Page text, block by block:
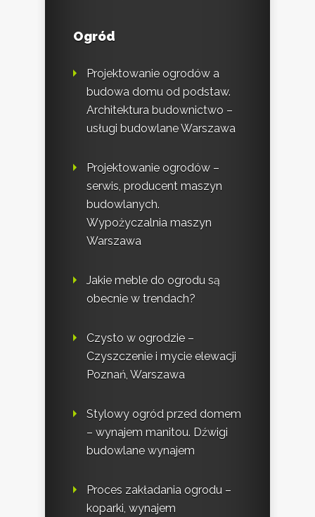
Ogród
Projektowanie ogrodów a
budowa domu od podstaw.
Architektura budownictwo –
usługi budowlane Warszawa
Projektowanie ogrodów –
serwis, producent maszyn
budowlanych.
Wypożyczalnia maszyn
Warszawa
Jakie meble do ogrodu są
obecnie w trendach?
Czysto w ogrodzie –
Czyszczenie i mycie elewacji
Poznań, Warszawa
Stylowy ogród przed domem
– wynajem manitou. Dźwigi
budowlane wynajem
Proces zakładania ogrodu –
koparki, wynajem